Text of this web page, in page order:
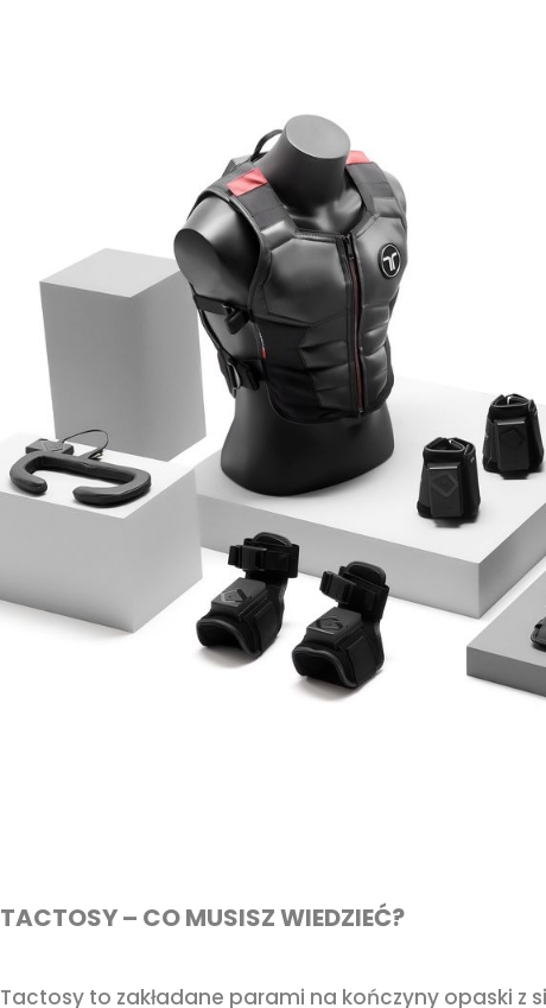
TACTOSY – CO MUSISZ WIEDZIEĆ?
Tactosy to zakładane parami na kończyny opaski